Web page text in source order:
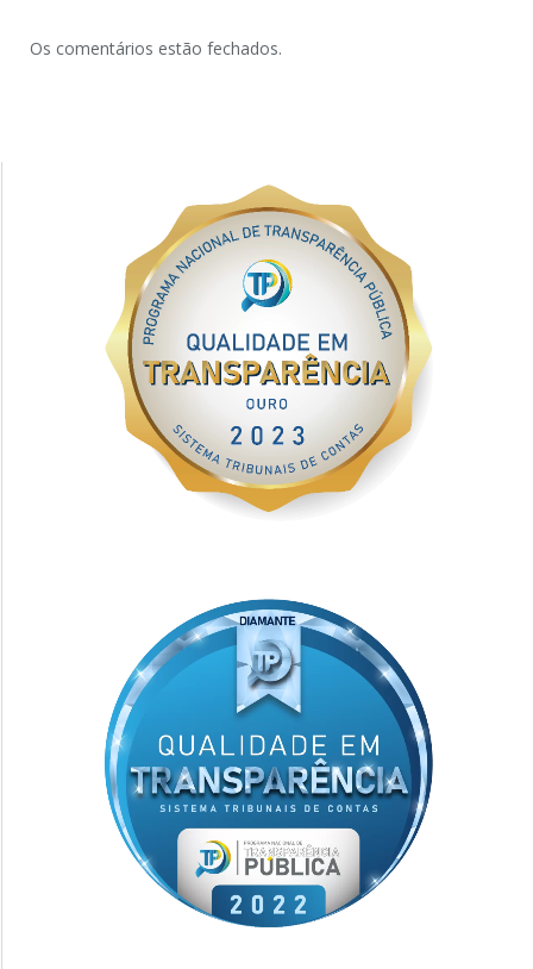
Os comentários estão fechados.